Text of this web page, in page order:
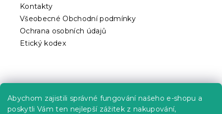
Abychom zajistili správné fungování našeho e-shopu a
poskytli Vám ten nejlepší zážitek z nakupování,
Kontakty
Všeobecné Obchodní podmínky
Ochrana osobních údajů
Etický kodex
Kariéra